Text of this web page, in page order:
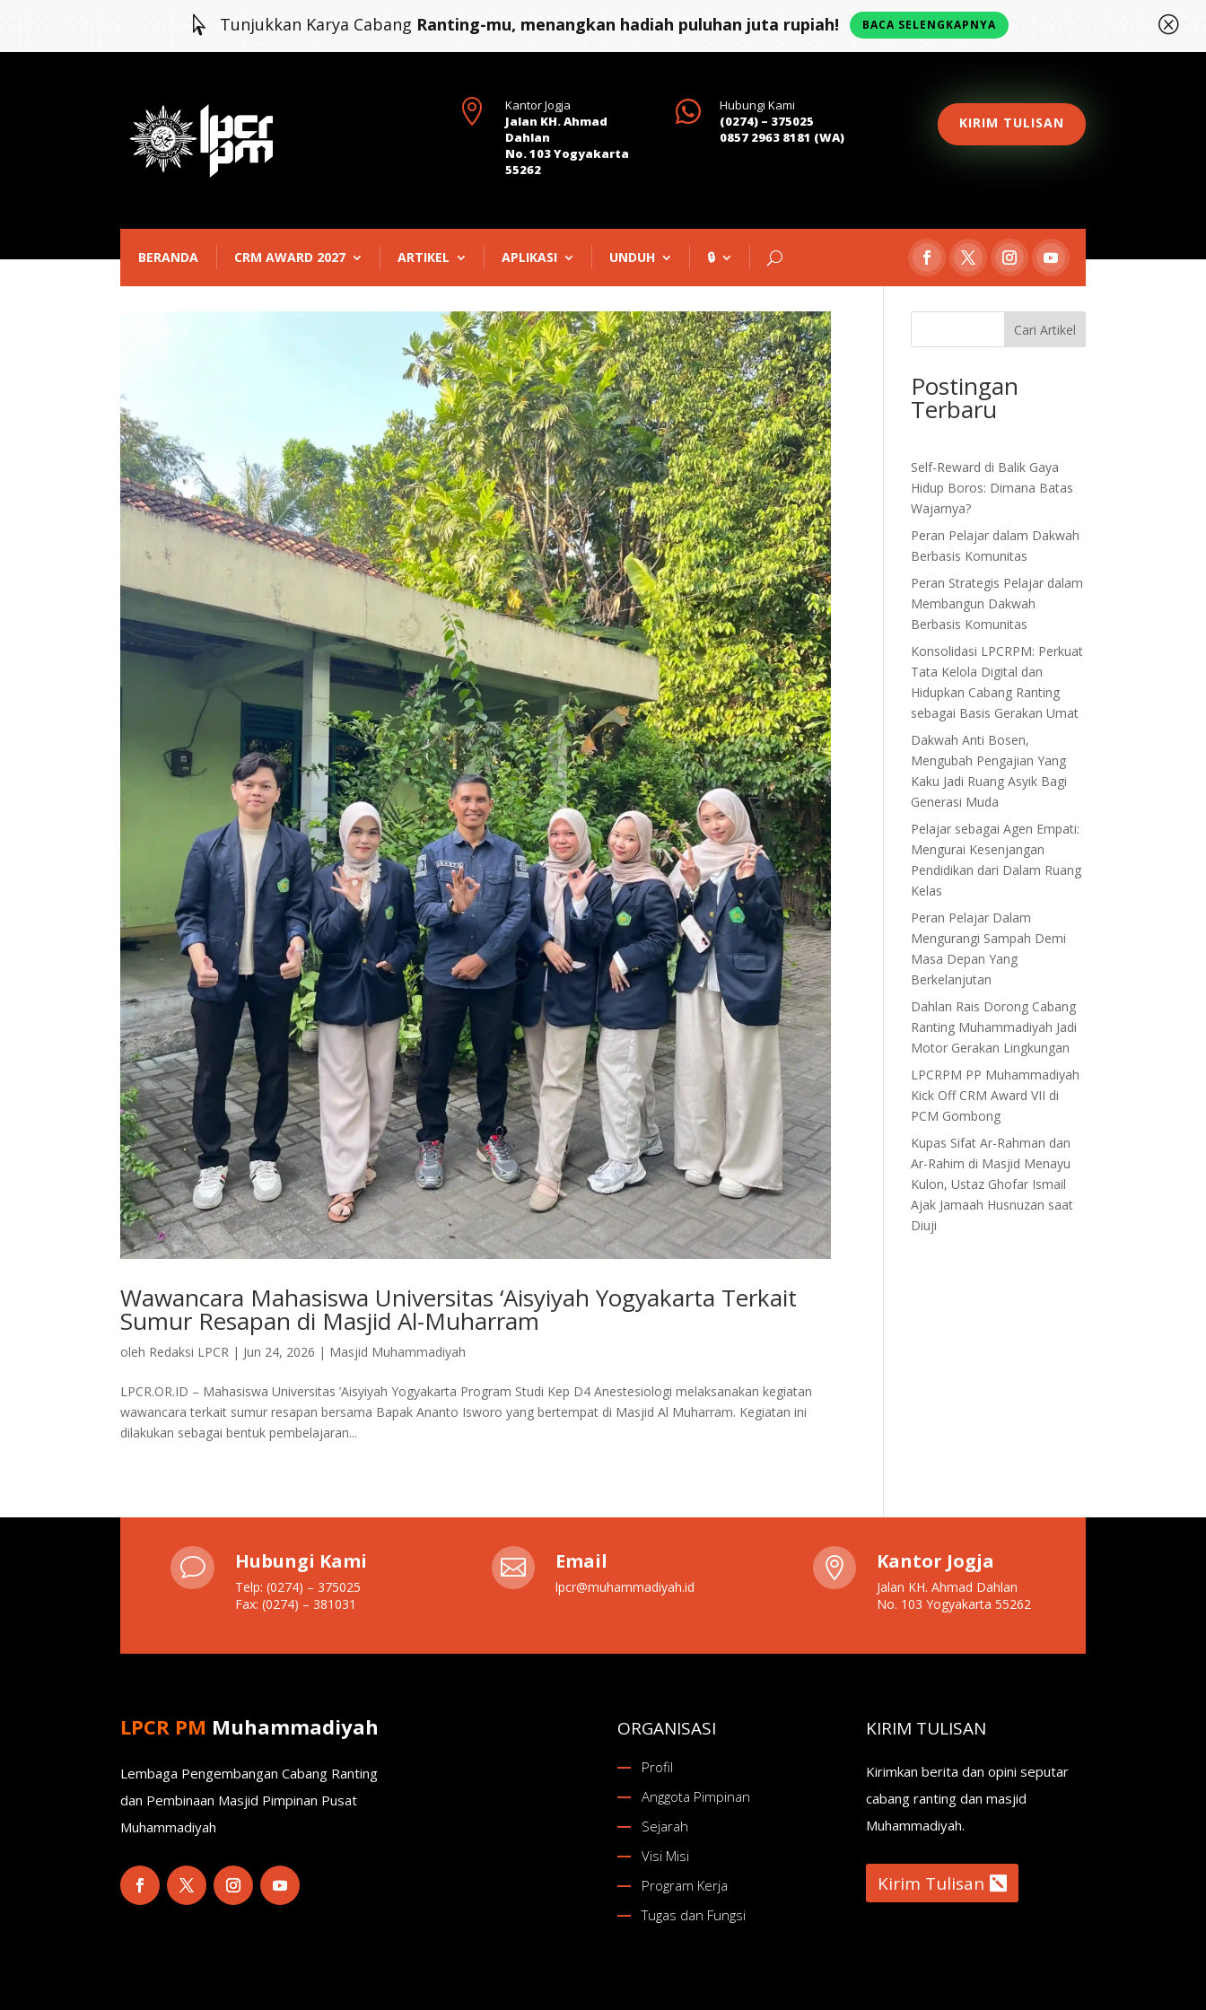
 Tunjukkan Karya Cabang Ranting-mu, menangkan hadiah puluhan juta rupiah! BACA SELENGKAPNYA Q

Kantor Jogja
Jalan KH. Ahmad
Dahlan
No. 103 Yogyakarta
55262

Hubungi Kami
(0274) – 375025
0857 2963 8181 (WA)
KIRIM TULISAN
BERANDA CRM AWARD 2027 ARTIKEL APLIKASI UNDUH 🔒
Wawancara Mahasiswa Universitas ‘Aisyiyah Yogyakarta Terkait
Sumur Resapan di Masjid Al-Muharram
oleh Redaksi LPCR | Jun 24, 2026 | Masjid Muhammadiyah
LPCR.OR.ID – Mahasiswa Universitas ’Aisyiyah Yogyakarta Program Studi Kep D4 Anestesiologi melaksanakan kegiatan
wawancara terkait sumur resapan bersama Bapak Ananto Isworo yang bertempat di Masjid Al Muharram. Kegiatan ini
dilakukan sebagai bentuk pembelajaran...
Cari Artikel
Postingan
Terbaru
Self-Reward di Balik Gaya
Hidup Boros: Dimana Batas
Wajarnya?
Peran Pelajar dalam Dakwah
Berbasis Komunitas
Peran Strategis Pelajar dalam
Membangun Dakwah
Berbasis Komunitas
Konsolidasi LPCRPM: Perkuat
Tata Kelola Digital dan
Hidupkan Cabang Ranting
sebagai Basis Gerakan Umat
Dakwah Anti Bosen,
Mengubah Pengajian Yang
Kaku Jadi Ruang Asyik Bagi
Generasi Muda
Pelajar sebagai Agen Empati:
Mengurai Kesenjangan
Pendidikan dari Dalam Ruang
Kelas
Peran Pelajar Dalam
Mengurangi Sampah Demi
Masa Depan Yang
Berkelanjutan
Dahlan Rais Dorong Cabang
Ranting Muhammadiyah Jadi
Motor Gerakan Lingkungan
LPCRPM PP Muhammadiyah
Kick Off CRM Award VII di
PCM Gombong
Kupas Sifat Ar-Rahman dan
Ar-Rahim di Masjid Menayu
Kulon, Ustaz Ghofar Ismail
Ajak Jamaah Husnuzan saat
Diuji
v Hubungi Kami
Telp: (0274) – 375025
Fax: (0274) – 381031
 Email
lpcr@muhammadiyah.id
 Kantor Jogja
Jalan KH. Ahmad Dahlan
No. 103 Yogyakarta 55262
LPCR PM Muhammadiyah
Lembaga Pengembangan Cabang Ranting
dan Pembinaan Masjid Pimpinan Pusat
Muhammadiyah
ORGANISASI
Profil
Anggota Pimpinan
Sejarah
Visi Misi
Program Kerja
Tugas dan Fungsi
KIRIM TULISAN
Kirimkan berita dan opini seputar
cabang ranting dan masjid
Muhammadiyah.
Kirim Tulisan